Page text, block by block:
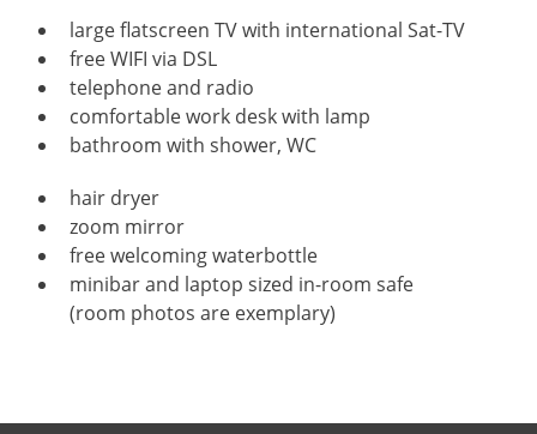
large flatscreen TV with international Sat-TV
free WIFI via DSL
telephone and radio
comfortable work desk with lamp
bathroom with shower, WC
hair dryer
zoom mirror
free welcoming waterbottle
minibar and laptop sized in-room safe
(room photos are exemplary)